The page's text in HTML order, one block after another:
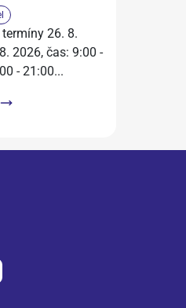
26. 8.
2026, čas: 9:00 -
- 21:00...